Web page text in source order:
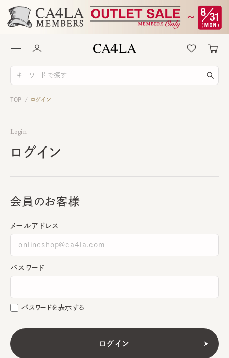
TOP / ログイン
Login
ログイン
会員のお客様
メールアドレス
パスワード
パスワードを表示する